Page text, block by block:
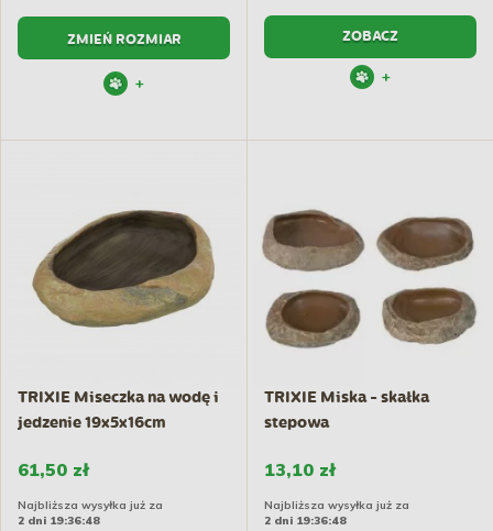
ZMIEŃ ROZMIAR
+
ZOBACZ
+
TRIXIE Miseczka na wodę i
jedzenie 19x5x16cm
61,50 zł
Najbliższa wysyłka już za
2 dni 19:36:47
TRIXIE Miska - skałka
stepowa
13,10 zł
Najbliższa wysyłka już za
2 dni 19:36:47